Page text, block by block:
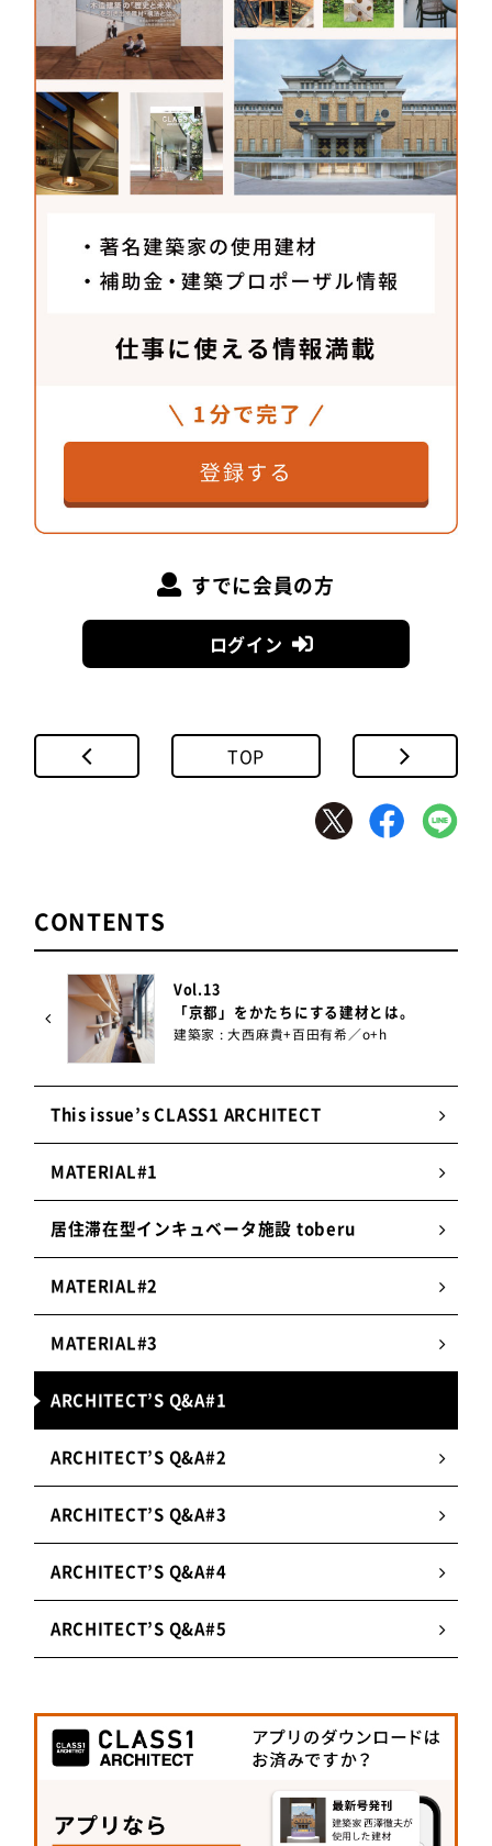
すでに会員の方
ログイン
TOP
CONTENTS
Vol.13
「京都」をかたちにする建材とは。
建築家 : 大西麻貴+百田有希／o+h
This issue’s CLASS1 ARCHITECT
MATERIAL#1
居住滞在型インキュベータ施設 toberu
MATERIAL#2
MATERIAL#3
ARCHITECT’S Q&A#1
ARCHITECT’S Q&A#2
ARCHITECT’S Q&A#3
ARCHITECT’S Q&A#4
ARCHITECT’S Q&A#5